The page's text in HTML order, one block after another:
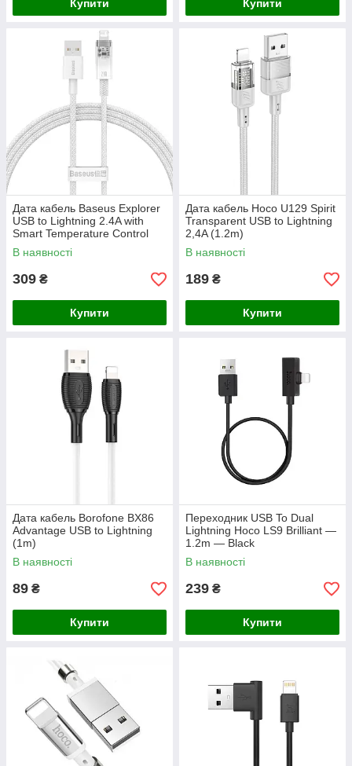
Купити Купити
Дата кабель Baseus Explorer
USB to Lightning 2.4A with
Smart Temperature Control
(1m) (CATS01000)
В наявності
309 ₴
Купити
Дата кабель Hoco U129 Spirit
Transparent USB to Lightning
2,4A (1.2m)
В наявності
189 ₴
Купити
Дата кабель Borofone BX86
Advantage USB to Lightning
(1m)
В наявності
89 ₴
Купити
Переходник USB To Dual
Lightning Hoco LS9 Brilliant —
1.2m — Black
В наявності
239 ₴
Купити